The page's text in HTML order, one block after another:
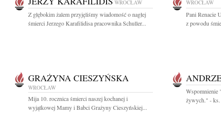
WROCŁAW
Z głębokim żalem przyjęliśmy wiadomość o nagłej
śmierci Jerzego Karafilidisa pracownika Schuller...
WROCŁAW
Pani Renacie
z powodu
GRAŻYNA CIESZYŃSKA
WROCŁAW
Mija 10. rocznica śmierci naszej kochanej i
wyjątkowej Mamy i Babci Grażyny Cieszyńskiej...
Wspomnienie
żywych." - ks.